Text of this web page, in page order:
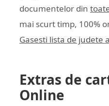
documentelor din
mai scurt timp, 100%
Gasesti lista de judete
Extras de
Online